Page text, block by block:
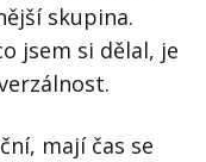
skupina.
jsem si dělal, je
mají čas se